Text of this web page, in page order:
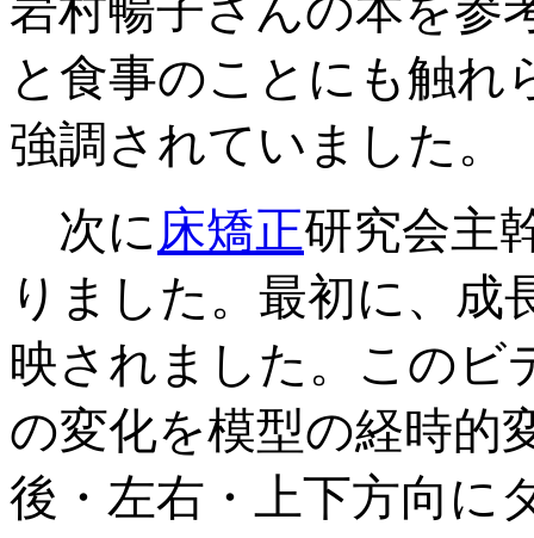
と食事のことにも触れ
強調されていました。
次に 床矯正研究会主
りました。最初に、成
映されました。このビ
の変化を模型の経時的
後・左右・上下方向に